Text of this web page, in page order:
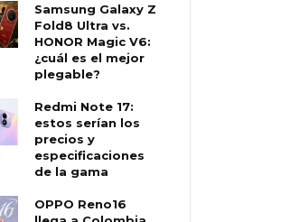
Samsung Galaxy Z
Fold8 Ultra vs.
HONOR Magic V6:
¿cuál es el mejor
plegable?
Redmi Note 17:
estos serían los
precios y
especificaciones
de la gama
OPPO Reno16